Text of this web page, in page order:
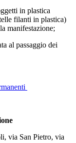
in plastica
filanti in plastica)
manifestazione;
al passaggio dei
via San Pietro, via